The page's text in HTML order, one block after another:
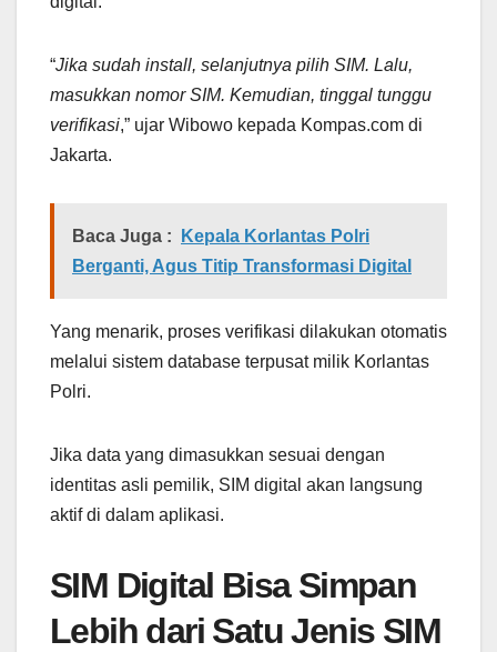
“Jika sudah install, selanjutnya pilih SIM. Lalu,
masukkan nomor SIM. Kemudian, tinggal tunggu
verifikasi,” ujar Wibowo kepada Kompas.com di
Jakarta.
Baca Juga :
Kepala Korlantas Polri
Berganti, Agus Titip Transformasi Digital
Yang menarik, proses verifikasi dilakukan otomatis
melalui sistem database terpusat milik Korlantas
Polri.
Jika data yang dimasukkan sesuai dengan
identitas asli pemilik, SIM digital akan langsung
aktif di dalam aplikasi.
SIM Digital Bisa Simpan
Lebih dari Satu Jenis SIM